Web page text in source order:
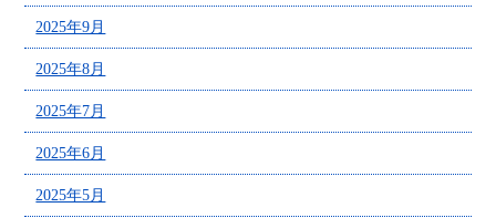
2025年9月
2025年8月
2025年7月
2025年6月
2025年5月